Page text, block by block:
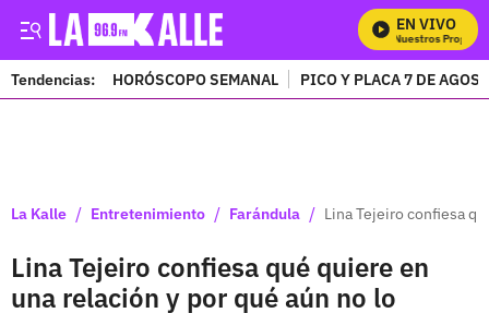
EN VIVO
Mira Todos Nuestros Programas
Tendencias: HORÓSCOPO SEMANAL PICO Y PLACA 7 DE
La Kalle / Entretenimiento / Farándula / Lina Tejeiro confiesa
Lina Tejeiro confiesa qué quiere en
una relación y por qué aún no lo